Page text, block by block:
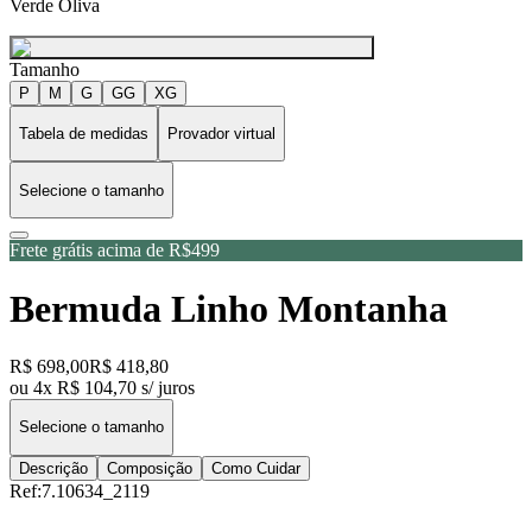
Verde Oliva
Tamanho
P M G GG XG
Tabela de medidas Provador virtual
Selecione o tamanho
Frete grátis acima de R$499
Bermuda Linho Montanha
R$ 698,00R$ 418,80
ou 4x R$ 104,70 s/ juros
Selecione o tamanho
Descrição Composição Como Cuidar
Ref:7.10634_2119